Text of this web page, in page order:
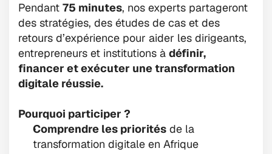
Pendant 75 minutes, nos experts partageront
des stratégies, des études de cas et des
retours d’expérience pour aider les dirigeants,
entrepreneurs et institutions à définir,
financer et exécuter une transformation
digitale réussie.
Pourquoi participer ?
Comprendre les priorités de la
transformation digitale en Afrique